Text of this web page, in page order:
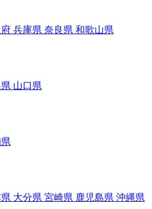
兵庫県 奈良県 和歌山県
山口県
大分県 宮崎県 鹿児島県 沖縄県